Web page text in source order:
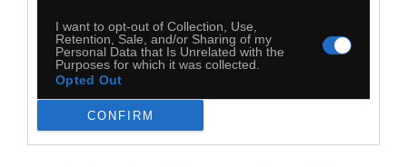
I want to opt-out of Collection, Use,
Retention, Sale, and/or Sharing of my
Personal Data that Is Unrelated with the
Purposes for which it was collected.
Opted Out
CONFIRM